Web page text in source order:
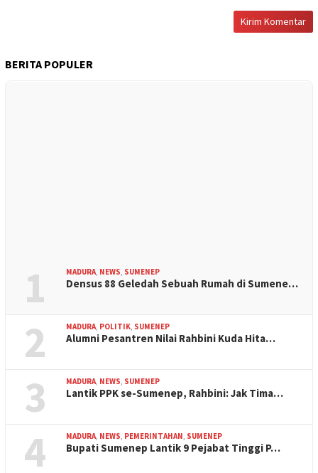
BERITA POPULER
1 MADURA NEWS SUMENEP
Densus 88 Geledah Sebuah Rumah di Sumene…
2 MADURA POLITIK SUMENEP
Alumni Pesantren Nilai Rahbini Kuda Hita…
3 MADURA NEWS SUMENEP
Lantik PPK se-Sumenep, Rahbini: Jak Tima…
4 MADURA NEWS PEMERINTAHAN SUMENEP
Bupati Sumenep Lantik 9 Pejabat Tinggi P…